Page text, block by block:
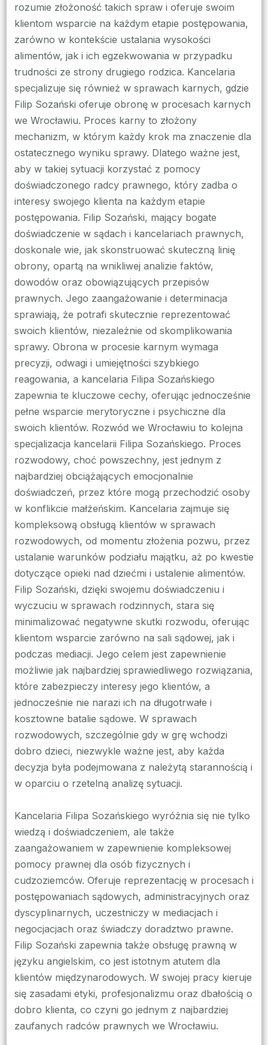
rozumie złożoność takich spraw i oferuje swoim
klientom wsparcie na każdym etapie postępowania,
zarówno w kontekście ustalania wysokości
alimentów, jak i ich egzekwowania w przypadku
trudności ze strony drugiego rodzica. Kancelaria
specjalizuje się również w sprawach karnych, gdzie
Filip Sozański oferuje obronę w procesach karnych
we Wrocławiu. Proces karny to złożony
mechanizm, w którym każdy krok ma znaczenie dla
ostatecznego wyniku sprawy. Dlatego ważne jest,
aby w takiej sytuacji korzystać z pomocy
doświadczonego radcy prawnego, który zadba o
interesy swojego klienta na każdym etapie
postępowania. Filip Sozański, mający bogate
doświadczenie w sądach i kancelariach prawnych,
doskonale wie, jak skonstruować skuteczną linię
obrony, opartą na wnikliwej analizie faktów,
dowodów oraz obowiązujących przepisów
prawnych. Jego zaangażowanie i determinacja
sprawiają, że potrafi skutecznie reprezentować
swoich klientów, niezależnie od skomplikowania
sprawy. Obrona w procesie karnym wymaga
precyzji, odwagi i umiejętności szybkiego
reagowania, a kancelaria Filipa Sozańskiego
zapewnia te kluczowe cechy, oferując jednocześnie
pełne wsparcie merytoryczne i psychiczne dla
swoich klientów. Rozwód we Wrocławiu to kolejna
specjalizacja kancelarii Filipa Sozańskiego. Proces
rozwodowy, choć powszechny, jest jednym z
najbardziej obciążających emocjonalnie
doświadczeń, przez które mogą przechodzić osoby
w konflikcie małżeńskim. Kancelaria zajmuje się
kompleksową obsługą klientów w sprawach
rozwodowych, od momentu złożenia pozwu, przez
ustalanie warunków podziału majątku, aż po kwestie
dotyczące opieki nad dziećmi i ustalenie alimentów.
Filip Sozański, dzięki swojemu doświadczeniu i
wyczuciu w sprawach rodzinnych, stara się
minimalizować negatywne skutki rozwodu, oferując
klientom wsparcie zarówno na sali sądowej, jak i
podczas mediacji. Jego celem jest zapewnienie
możliwie jak najbardziej sprawiedliwego rozwiązania,
które zabezpieczy interesy jego klientów, a
jednocześnie nie narazi ich na długotrwałe i
kosztowne batalie sądowe. W sprawach
rozwodowych, szczególnie gdy w grę wchodzi
dobro dzieci, niezwykle ważne jest, aby każda
decyzja była podejmowana z należytą starannością i
w oparciu o rzetelną analizę sytuacji.
Kancelaria Filipa Sozańskiego wyróżnia się nie tylko
wiedzą i doświadczeniem, ale także
zaangażowaniem w zapewnienie kompleksowej
pomocy prawnej dla osób fizycznych i
cudzoziemców. Oferuje reprezentację w procesach i
postępowaniach sądowych, administracyjnych oraz
dyscyplinarnych, uczestniczy w mediacjach i
negocjacjach oraz świadczy doradztwo prawne.
Filip Sozański zapewnia także obsługę prawną w
języku angielskim, co jest istotnym atutem dla
klientów międzynarodowych. W swojej pracy kieruje
się zasadami etyki, profesjonalizmu oraz dbałością o
dobro klienta, co czyni go jednym z najbardziej
zaufanych radców prawnych we Wrocławiu.